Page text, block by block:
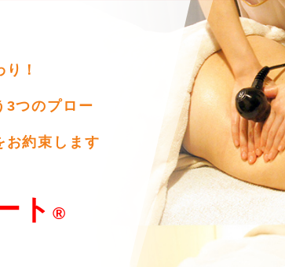
！
3つのプロー
お約束します
ト ®